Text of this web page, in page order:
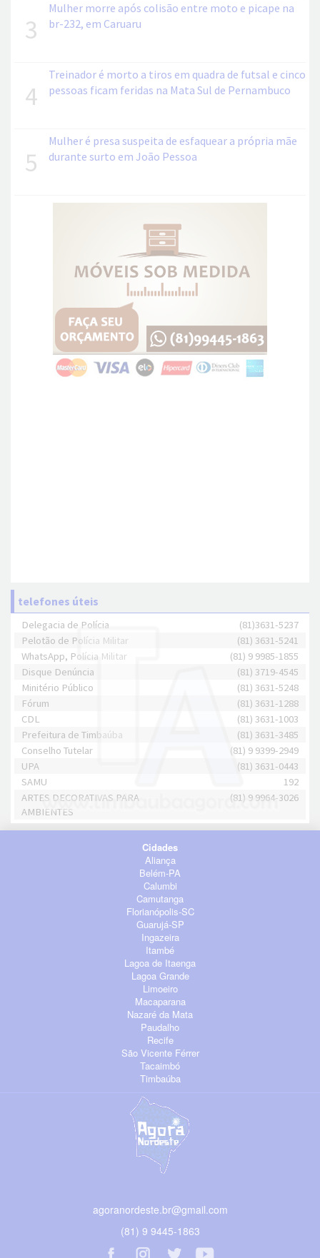
3
Mulher morre após colisão entre moto e picape na
br-232, em Caruaru
4
Treinador é morto a tiros em quadra de futsal e cinco
pessoas ficam feridas na Mata Sul de Pernambuco
5
Mulher é presa suspeita de esfaquear a própria mãe
durante surto em João Pessoa
telefones úteis
Delegacia de Polícia
(81)3631-5237
Pelotão de Polícia Militar
(81) 3631-5241
WhatsApp, Polícia Militar
(81) 9 9985-1855
Disque Denúncia
(81) 3719-4545
Minitério Público
(81) 3631-5248
Fórum
(81) 3631-1288
CDL
(81) 3631-1003
Prefeitura de Timbaúba
(81) 3631-3485
Conselho Tutelar
(81) 9 9399-2949
UPA
(81) 3631-0443
SAMU
192
ARTES DECORATIVAS PARA
AMBIENTES
(81) 9 9964-3026
Cidades
Aliança
Belém-PA
Calumbi
Camutanga
Florianópolis-SC
Guarujá-SP
Ingazeira
Itambé
Lagoa de Itaenga
Lagoa Grande
Limoeiro
Macaparana
Nazaré da Mata
Paudalho
Recife
São Vicente Férrer
Tacaimbó
Timbaúba
agoranordeste.br@gmail.com
(81) 9 9445-1863